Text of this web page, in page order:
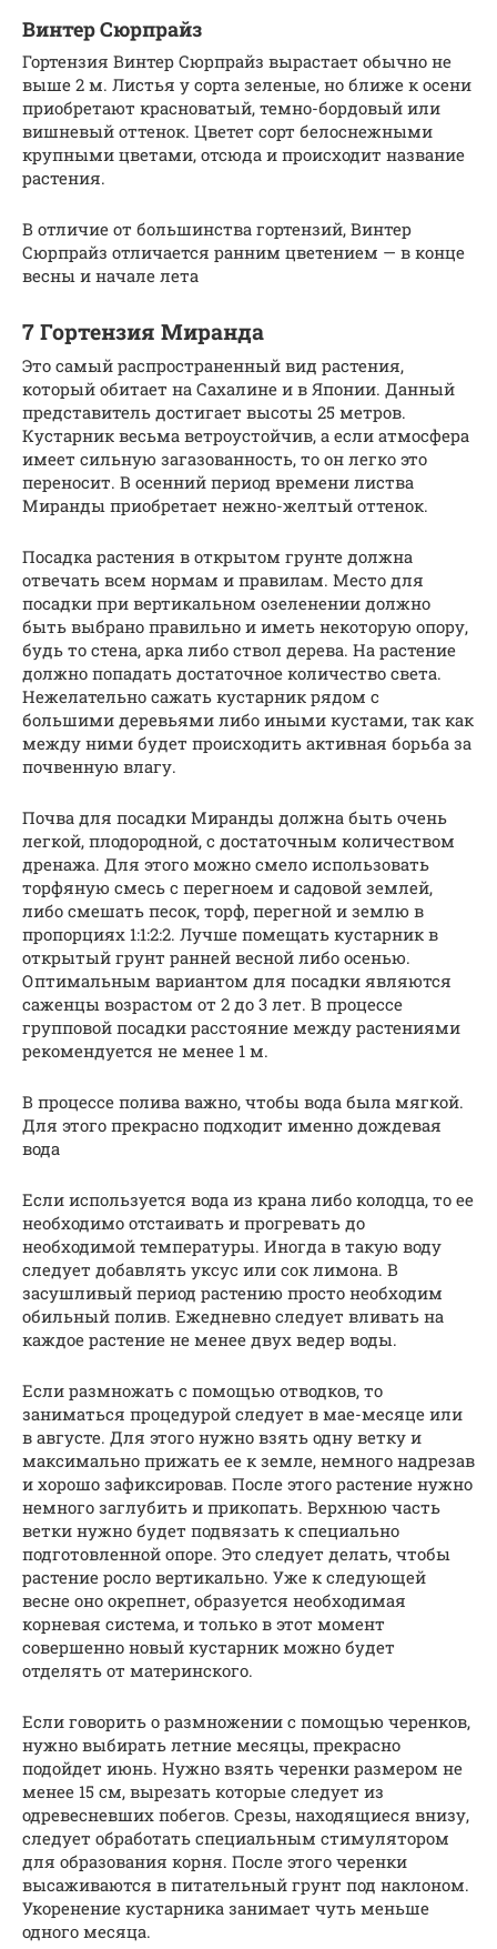
Винтер Сюрпрайз
Гортензия Винтер Сюрпрайз вырастает обычно не
выше 2 м. Листья у сорта зеленые, но ближе к осени
приобретают красноватый, темно-бордовый или
вишневый оттенок. Цветет сорт белоснежными
крупными цветами, отсюда и происходит название
растения.
В отличие от большинства гортензий, Винтер
Сюрпрайз отличается ранним цветением — в конце
весны и начале лета
7 Гортензия Миранда
Это самый распространенный вид растения,
который обитает на Сахалине и в Японии. Данный
представитель достигает высоты 25 метров.
Кустарник весьма ветроустойчив, а если атмосфера
имеет сильную загазованность, то он легко это
переносит. В осенний период времени листва
Миранды приобретает нежно-желтый оттенок.
Посадка растения в открытом грунте должна
отвечать всем нормам и правилам. Место для
посадки при вертикальном озеленении должно
быть выбрано правильно и иметь некоторую опору,
будь то стена, арка либо ствол дерева. На растение
должно попадать достаточное количество света.
Нежелательно сажать кустарник рядом с
большими деревьями либо иными кустами, так как
между ними будет происходить активная борьба за
почвенную влагу.
Почва для посадки Миранды должна быть очень
легкой, плодородной, с достаточным количеством
дренажа. Для этого можно смело использовать
торфяную смесь с перегноем и садовой землей,
либо смешать песок, торф, перегной и землю в
пропорциях 1:1:2:2. Лучше помещать кустарник в
открытый грунт ранней весной либо осенью.
Оптимальным вариантом для посадки являются
саженцы возрастом от 2 до 3 лет. В процессе
групповой посадки расстояние между растениями
рекомендуется не менее 1 м.
В процессе полива важно, чтобы вода была мягкой.
Для этого прекрасно подходит именно дождевая
вода
Если используется вода из крана либо колодца, то ее
необходимо отстаивать и прогревать до
необходимой температуры. Иногда в такую воду
следует добавлять уксус или сок лимона. В
засушливый период растению просто необходим
обильный полив. Ежедневно следует вливать на
каждое растение не менее двух ведер воды.
Если размножать с помощью отводков, то
заниматься процедурой следует в мае-месяце или
в августе. Для этого нужно взять одну ветку и
максимально прижать ее к земле, немного надрезав
и хорошо зафиксировав. После этого растение нужно
немного заглубить и прикопать. Верхнюю часть
ветки нужно будет подвязать к специально
подготовленной опоре. Это следует делать, чтобы
растение росло вертикально. Уже к следующей
весне оно окрепнет, образуется необходимая
корневая система, и только в этот момент
совершенно новый кустарник можно будет
отделять от материнского.
Если говорить о размножении с помощью черенков,
нужно выбирать летние месяцы, прекрасно
подойдет июнь. Нужно взять черенки размером не
менее 15 см, вырезать которые следует из
одревесневших побегов. Срезы, находящиеся внизу,
следует обработать специальным стимулятором
для образования корня. После этого черенки
высаживаются в питательный грунт под наклоном.
Укоренение кустарника занимает чуть меньше
одного месяца.